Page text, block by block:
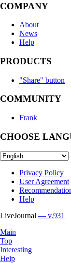
COMPANY
About
News
Help
PRODUCTS
"Share" button
COMMUNITY
Frank
CHOOSE
Privacy Policy
User Agreement
Help
LiveJournal — v.931
Main
Top
Interesting
Help